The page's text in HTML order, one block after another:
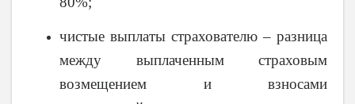
чистые выплаты страхователю – разница
между выплаченным страховым
возмещением и взносами